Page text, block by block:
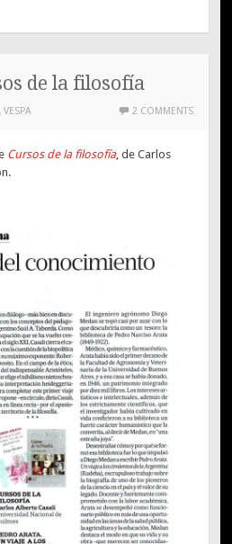
de la filosofía
VESPA 2 COMMENTS
Cursos de la filosofía, de Carlos